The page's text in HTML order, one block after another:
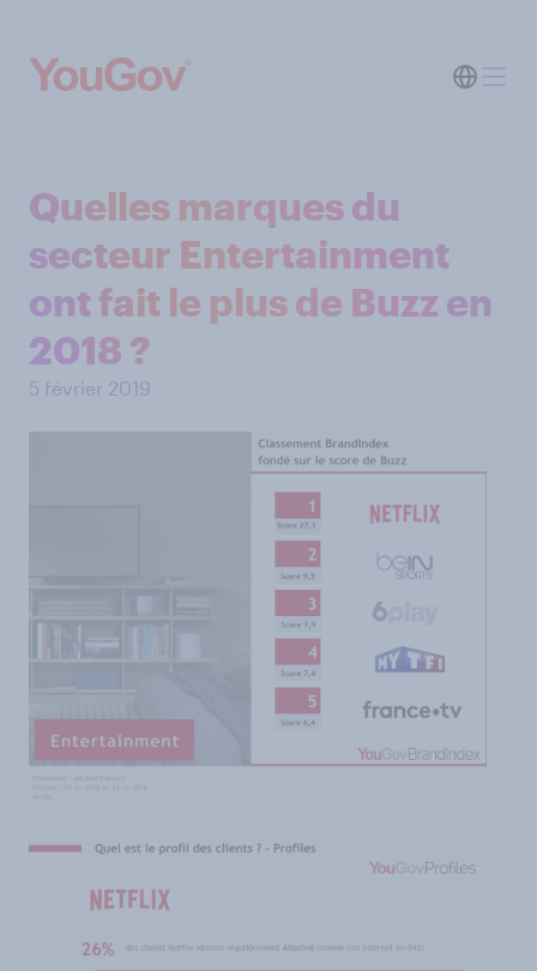
Quelles marques du
secteur Entertainment
ont fait le plus de Buzz en
2018 ?
5 février 2019